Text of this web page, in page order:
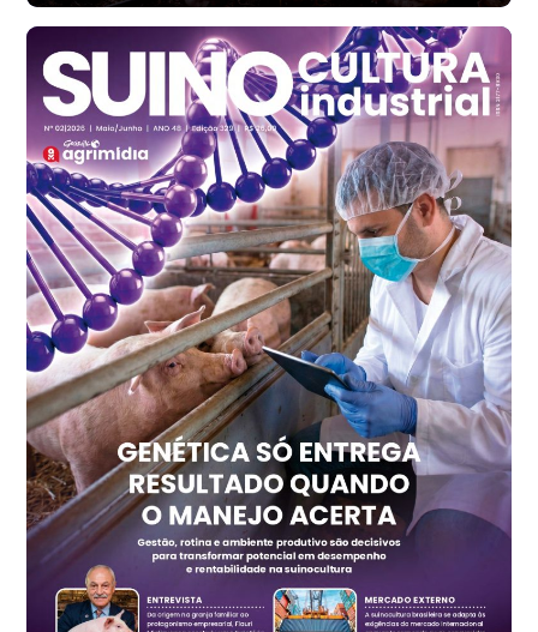
Santa Maria do Jetibá (ES)
cx
Ovo Branco - Regional
Recife (PE)
R$ 147,74
cx
Ovo Vermelho - Regional
Recife (PE)
R$ 157,72
cx